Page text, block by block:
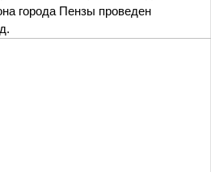
города Пензы проведен